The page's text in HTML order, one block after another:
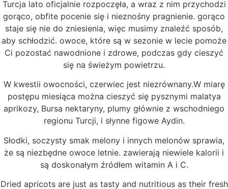
Turcja lato oficjalnie rozpoczęła, a wraz z nim przychodzi
gorąco, obfite pocenie się i nieznośny pragnienie. gorąco
staje się nie do zniesienia, więc musimy znaleźć sposób,
aby schłodzić. owoce, które są w sezonie w lecie pomoże
Ci pozostać nawodnione i zdrowe, podczas gdy cieszyć
się na świeżym powietrzu.
W kwestii owocności, czerwiec jest niezrównany.W miarę
postępu miesiąca można cieszyć się pysznymi malatya
aprikozy, Bursa nektaryny, plumy głównie z wschodniego
regionu Turcji, i słynne figowe Aydin.
Słodki, soczysty smak melony i innych melonów sprawia,
że są niezbędne owoce letnie. zawierają niewiele kalorii i
są doskonałym źródłem witamin A i C.
Dried apricots are just as tasty and nutritious as their fresh